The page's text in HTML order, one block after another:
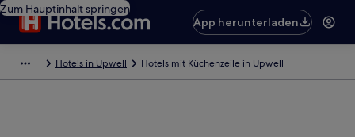
Zum Hauptinhalt springen
App herunterladen
Hotels in Upwell Hotels mit Küchenzeile in Upwell